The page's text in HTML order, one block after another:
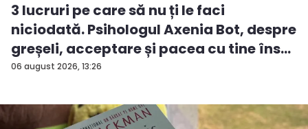
06 august 2026, 13:26
3 lucruri pe care să nu ți le faci
niciodată. Psihologul Axenia Bot, despre
greșeli, acceptare și pacea cu tine îns...